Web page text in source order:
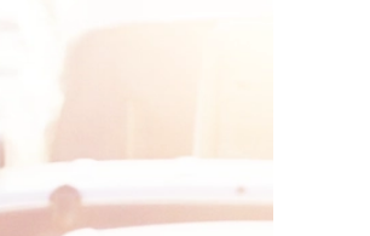
팀소개
대륜의 강점
오시는 길